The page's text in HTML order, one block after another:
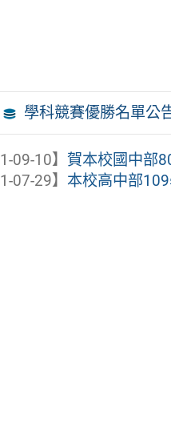
學科競賽優勝名單公
09-10】賀本校國中部
07-29】 本校高中部